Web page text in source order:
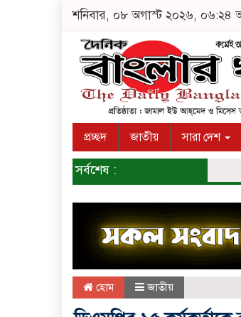
শনিবার, ০৮ অগাস্ট ২০২৬, ০৬:২৪
প্রচ্ছদ জাতীয় সারা দেশ
সর্বশেষ :
হোম জাতীয়